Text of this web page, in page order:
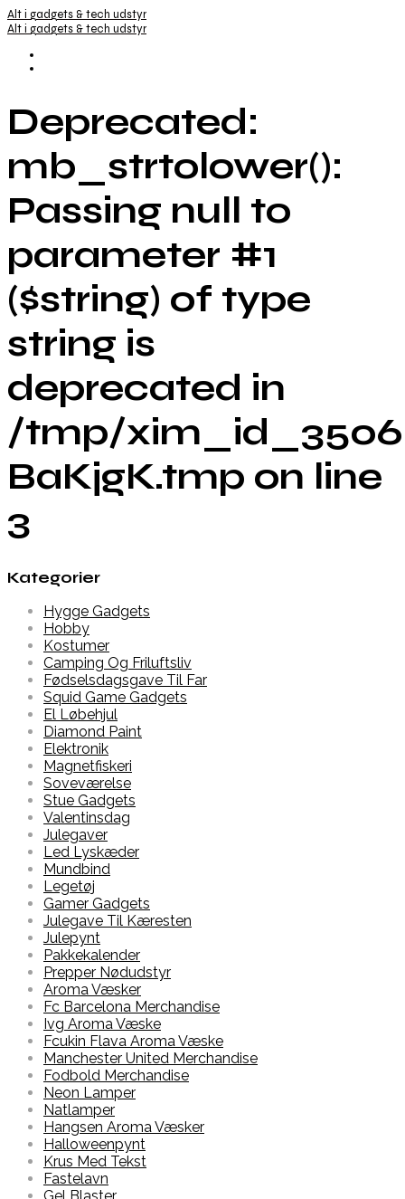
Alt i gadgets & tech udstyr
Alt i gadgets & tech udstyr
Deprecated:
mb_strtolower():
Passing null to
parameter #1
($string) of type
string is
deprecated in
/tmp/
BaKjgK.tmp on line
3
Kategorier
Hygge Gadgets
Hobby
Kostumer
Camping Og Friluftsliv
Fødselsdagsgave Til Far
Squid Game Gadgets
El Løbehjul
Diamond Paint
Elektronik
Magnetfiskeri
Soveværelse
Stue Gadgets
Valentinsdag
Julegaver
Led Lyskæder
Mundbind
Legetøj
Gamer Gadgets
Julegave Til Kæresten
Julepynt
Pakkekalender
Prepper Nødudstyr
Aroma Væsker
Fc Barcelona Merchandise
Ivg Aroma Væske
Fcukin Flava Aroma Væske
Manchester United Merchandise
Fodbold Merchandise
Neon Lamper
Natlamper
Hangsen Aroma Væsker
Halloweenpynt
Krus Med Tekst
Fastelavn